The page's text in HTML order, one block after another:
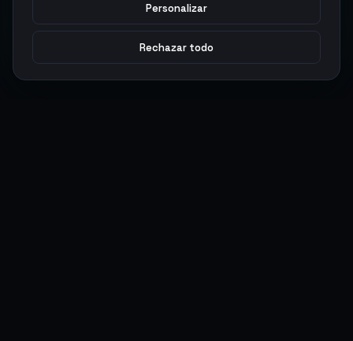
Personalizar
Rechazar todo